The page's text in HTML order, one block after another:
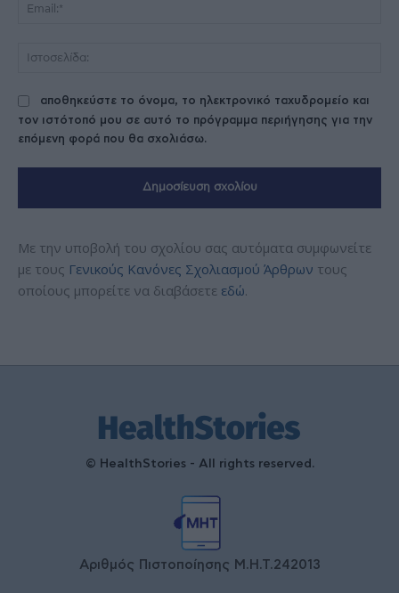
αποθηκεύστε το όνομα, το ηλεκτρονικό ταχυδρομείο και
τον ιστότοπό μου σε αυτό το πρόγραμμα περιήγησης για την
επόμενη φορά που θα σχολιάσω.
Με την υποβολή του σχολίου σας αυτόματα συμφωνείτε
με τους Γενικούς Κανόνες Σχολιασμού Άρθρων τους
οποίους μπορείτε να διαβάσετε εδώ.
© HealthStories - All rights reserved.
Αριθμός Πιστοποίησης Μ.Η.Τ.242013